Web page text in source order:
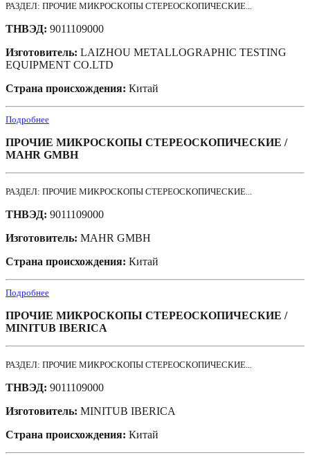
РАЗДЕЛ: ПРОЧИЕ МИКРОСКОПЫ СТЕРЕОСКОПИЧЕСКИЕ...
ТНВЭД: 9011109000
Изготовитель: LAIZHOU METALLOGRAPHIC TESTING
EQUIPMENT CO.LTD
Страна происхождения: Китай
Подробнее
ПРОЧИЕ МИКРОСКОПЫ СТЕРЕОСКОПИЧЕСКИЕ /
MAHR GMBH
РАЗДЕЛ: ПРОЧИЕ МИКРОСКОПЫ СТЕРЕОСКОПИЧЕСКИЕ...
ТНВЭД: 9011109000
Изготовитель: MAHR GMBH
Страна происхождения: Китай
Подробнее
ПРОЧИЕ МИКРОСКОПЫ СТЕРЕОСКОПИЧЕСКИЕ /
MINITUB IBERICA
РАЗДЕЛ: ПРОЧИЕ МИКРОСКОПЫ СТЕРЕОСКОПИЧЕСКИЕ...
ТНВЭД: 9011109000
Изготовитель: MINITUB IBERICA
Страна происхождения: Китай